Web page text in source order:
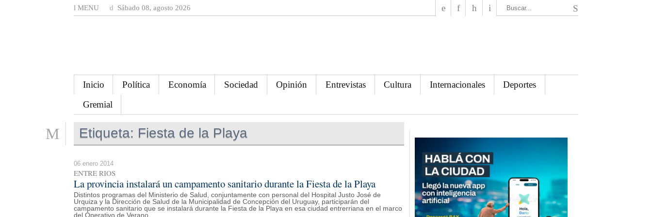
MENU Sábado 08, agosto 2026
Inicio Política Economía Sociedad Opinión Entrevistas Cultura Internacionales
Deportes
Gremial
Etiqueta: Fiesta de la Playa
06 enero 2014
ENTRE RIOS
La provincia instalará un campamento sanitario durante la Fiesta de la Playa
Distintos programas del Ministerio de Salud, conjuntamente con personal del Hospital Justo José de
Urquiza y la Dirección de Salud de la Municipalidad de Concepción del Uruguay, participarán del
campamento sanitario que se instalará durante la Fiesta de la Playa en esa ciudad entrerriana en el marco
del Operativo de Verano.